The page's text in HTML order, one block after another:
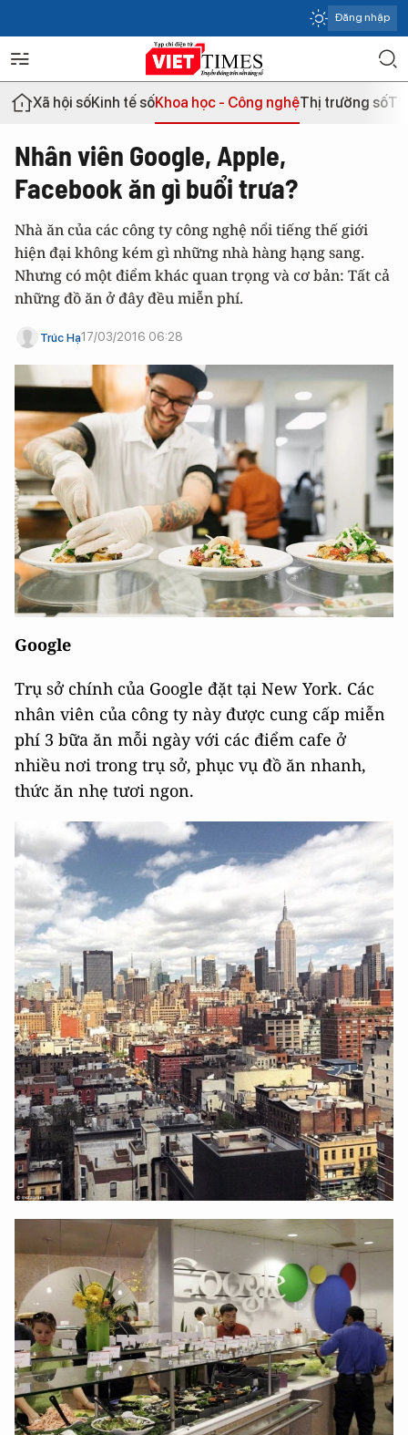
Đăng nhập
Xã hội sốKinh tế sốKhoa học - Công nghệThị trường số
Nhân viên Google, Apple,
Facebook ăn gì buổi trưa?
Nhà ăn của các công ty công nghệ nổi tiếng thế giới
hiện đại không kém gì những nhà hàng hạng sang.
Nhưng có một điểm khác quan trọng và cơ bản: Tất cả
những đồ ăn ở đây đều miễn phí.
Trúc Hạ17/03/2016 06:28
Google
Trụ sở chính của Google đặt tại New York. Các
nhân viên của công ty này được cung cấp miễn
phí 3 bữa ăn mỗi ngày với các điểm cafe ở
nhiều nơi trong trụ sở, phục vụ đồ ăn nhanh,
thức ăn nhẹ tươi ngon.